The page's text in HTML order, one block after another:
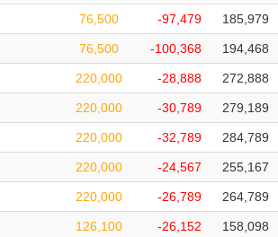
76,500 -97,479 185,979
76,500 -100,368 194,468
220,000 -28,888 272,888
220,000 -30,789 279,189
220,000 -32,789 284,789
220,000 -24,567 255,167
220,000 -26,789 264,789
126,100 -26,152 158,098